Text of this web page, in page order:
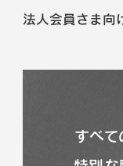
法人会員さま向
すべて